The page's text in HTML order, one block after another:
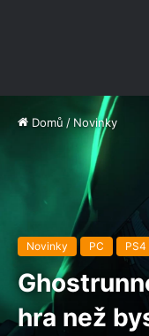
Domů / Novinky
Novinky PC PS4
hra než